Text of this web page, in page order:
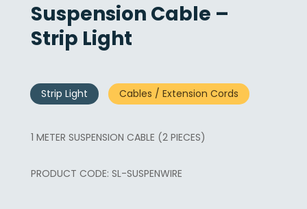
Suspension Cable –
Strip Light
Strip Light Cables / Extension Cords
1 METER SUSPENSION CABLE (2 PIECES)
SL-SUSPENWIRE